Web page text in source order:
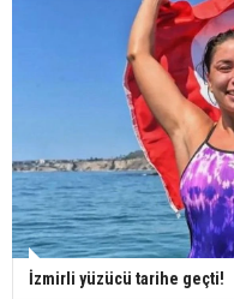
İzmirli yüzücü tarihe geçti!